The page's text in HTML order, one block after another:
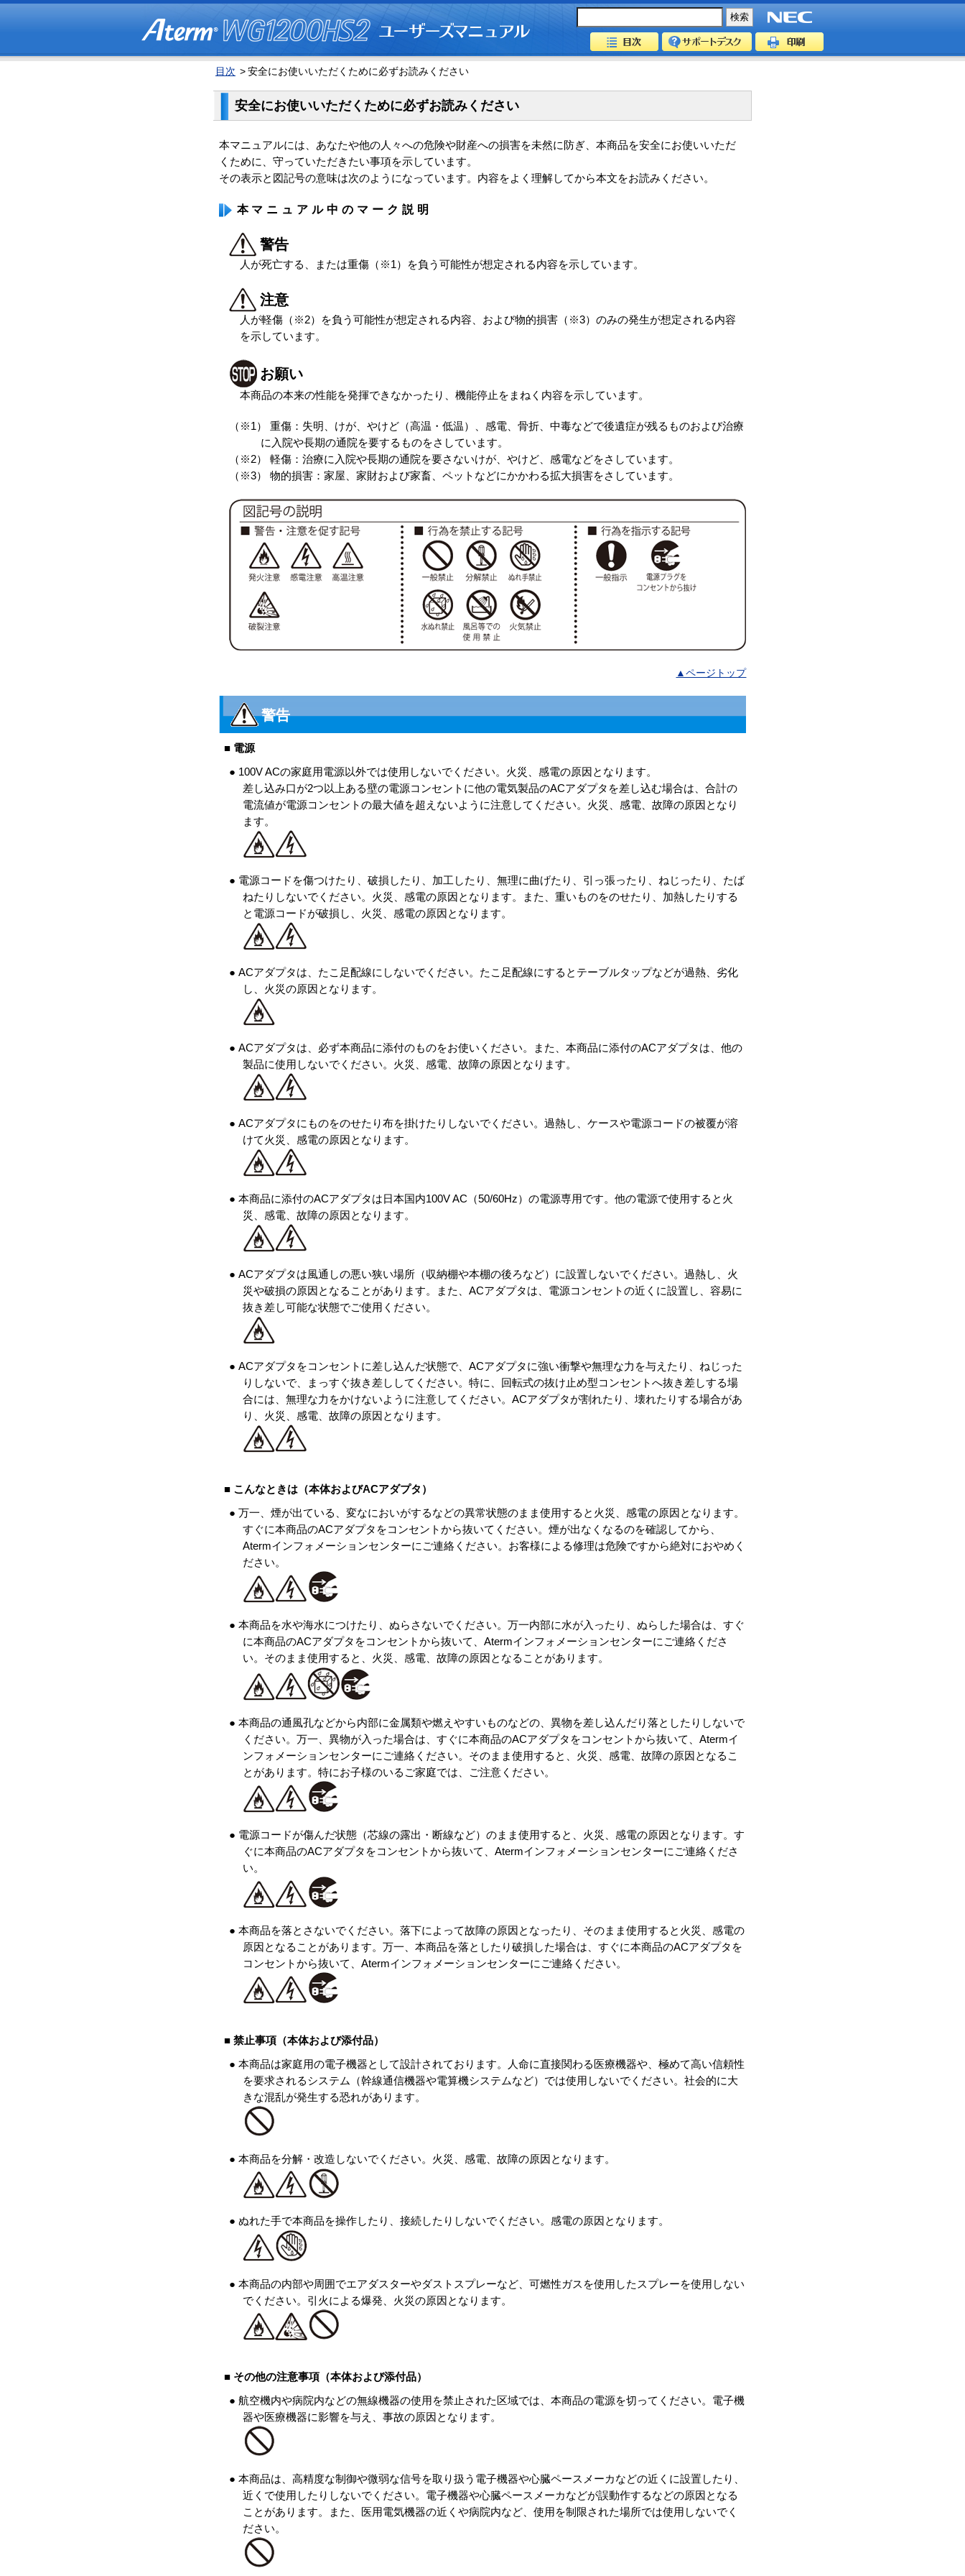
目次 >安全にお使いいただくために必ずお読みください
安全にお使いいただくために必ずお読みください
本マニュアルには、あなたや他の人々への危険や財産への損害を未然に防ぎ、本商品を安全にお使いいただ
くために、守っていただきたい事項を示しています。
その表示と図記号の意味は次のようになっています。内容をよく理解してから本文をお読みください。
本マニュアル中のマーク説明
警告
人が死亡する、または重傷（※1）を負う可能性が想定される内容を示しています。
注意
人が軽傷（※2）を負う可能性が想定される内容、および物的損害（※3）のみの発生が想定される内容
を示しています。
お願い
本商品の本来の性能を発揮できなかったり、機能停止をまねく内容を示しています。
（※1） 重傷：失明、けが、やけど（高温・低温）、感電、骨折、中毒などで後遺症が残るものおよび治療
に入院や長期の通院を要するものをさしています。
（※2） 軽傷：治療に入院や長期の通院を要さないけが、やけど、感電などをさしています。
（※3） 物的損害：家屋、家財および家畜、ペットなどにかかわる拡大損害をさしています。
▲ページトップ
警告
■ 電源
● 100V ACの家庭用電源以外では使用しないでください。火災、感電の原因となります。
差し込み口が2つ以上ある壁の電源コンセントに他の電気製品のACアダプタを差し込む場合は、合計の
電流値が電源コンセントの最大値を超えないように注意してください。火災、感電、故障の原因となり
ます。
● 電源コードを傷つけたり、破損したり、加工したり、無理に曲げたり、引っ張ったり、ねじったり、たば
ねたりしないでください。火災、感電の原因となります。また、重いものをのせたり、加熱したりする
と電源コードが破損し、火災、感電の原因となります。
● ACアダプタは、たこ足配線にしないでください。たこ足配線にするとテーブルタップなどが過熱、劣化
し、火災の原因となります。
● ACアダプタは、必ず本商品に添付のものをお使いください。また、本商品に添付のACアダプタは、他の
製品に使用しないでください。火災、感電、故障の原因となります。
● ACアダプタにものをのせたり布を掛けたりしないでください。過熱し、ケースや電源コードの被覆が溶
けて火災、感電の原因となります。
● 本商品に添付のACアダプタは日本国内100V AC（50/60Hz）の電源専用です。他の電源で使用すると火
災、感電、故障の原因となります。
● ACアダプタは風通しの悪い狭い場所（収納棚や本棚の後ろなど）に設置しないでください。過熱し、火
災や破損の原因となることがあります。また、ACアダプタは、電源コンセントの近くに設置し、容易に
抜き差し可能な状態でご使用ください。
● ACアダプタをコンセントに差し込んだ状態で、ACアダプタに強い衝撃や無理な力を与えたり、ねじった
りしないで、まっすぐ抜き差ししてください。特に、回転式の抜け止め型コンセントへ抜き差しする場
合には、無理な力をかけないように注意してください。ACアダプタが割れたり、壊れたりする場合があ
り、火災、感電、故障の原因となります。
■ こんなときは（本体およびACアダプタ）
● 万一、煙が出ている、変なにおいがするなどの異常状態のまま使用すると火災、感電の原因となります。
すぐに本商品のACアダプタをコンセントから抜いてください。煙が出なくなるのを確認してから、
Atermインフォメーションセンターにご連絡ください。お客様による修理は危険ですから絶対におやめく
ださい。
● 本商品を水や海水につけたり、ぬらさないでください。万一内部に水が入ったり、ぬらした場合は、すぐ
に本商品のACアダプタをコンセントから抜いて、Atermインフォメーションセンターにご連絡くださ
い。そのまま使用すると、火災、感電、故障の原因となることがあります。
● 本商品の通風孔などから内部に金属類や燃えやすいものなどの、異物を差し込んだり落としたりしないで
ください。万一、異物が入った場合は、すぐに本商品のACアダプタをコンセントから抜いて、Atermイ
ンフォメーションセンターにご連絡ください。そのまま使用すると、火災、感電、故障の原因となるこ
とがあります。特にお子様のいるご家庭では、ご注意ください。
● 電源コードが傷んだ状態（芯線の露出・断線など）のまま使用すると、火災、感電の原因となります。す
ぐに本商品のACアダプタをコンセントから抜いて、Atermインフォメーションセンターにご連絡くださ
い。
● 本商品を落とさないでください。落下によって故障の原因となったり、そのまま使用すると火災、感電の
原因となることがあります。万一、本商品を落としたり破損した場合は、すぐに本商品のACアダプタを
コンセントから抜いて、Atermインフォメーションセンターにご連絡ください。
■ 禁止事項（本体および添付品）
● 本商品は家庭用の電子機器として設計されております。人命に直接関わる医療機器や、極めて高い信頼性
を要求されるシステム（幹線通信機器や電算機システムなど）では使用しないでください。社会的に大
きな混乱が発生する恐れがあります。
● 本商品を分解・改造しないでください。火災、感電、故障の原因となります。
● ぬれた手で本商品を操作したり、接続したりしないでください。感電の原因となります。
● 本商品の内部や周囲でエアダスターやダストスプレーなど、可燃性ガスを使用したスプレーを使用しない
でください。引火による爆発、火災の原因となります。
■ その他の注意事項（本体および添付品）
● 航空機内や病院内などの無線機器の使用を禁止された区域では、本商品の電源を切ってください。電子機
器や医療機器に影響を与え、事故の原因となります。
● 本商品は、高精度な制御や微弱な信号を取り扱う電子機器や心臓ペースメーカなどの近くに設置したり、
近くで使用したりしないでください。電子機器や心臓ペースメーカなどが誤動作するなどの原因となる
ことがあります。また、医用電気機器の近くや病院内など、使用を制限された場所では使用しないでく
ださい。